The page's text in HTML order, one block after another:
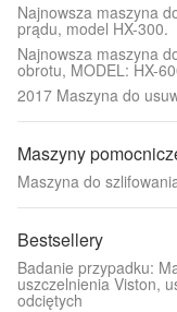
Najnowsza maszyna
prądu, model HX-300.
Najnowsza maszyna
obrotu, MODEL: HX-
2017 Maszyna do
Maszyny
Maszyna do
Bestsellery
Badanie przypadku:
uszczelnienia Viston,
odciętych